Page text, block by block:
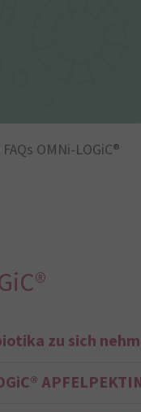
FAQs OMNi-LOGiC®
zu sich